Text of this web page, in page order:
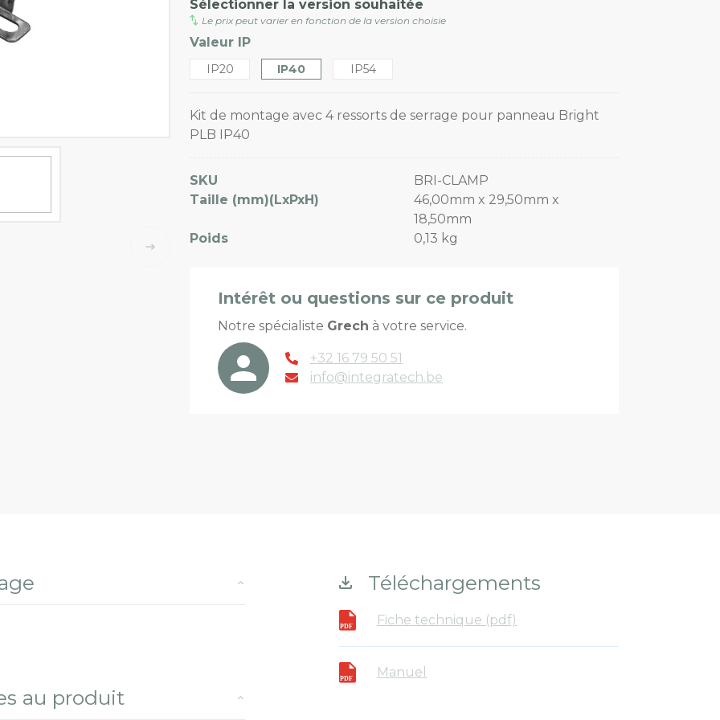
Sélectionner la version souhaitée
Le prix peut varier en fonction de la version choisie
Valeur IP
IP20 IP40 IP54
Kit de montage avec 4 ressorts de serrage pour panneau Bright
PLB IP40
SKU
BRI-CLAMP
Taille (mm)(LxPxH)
46,00mm x 29,50mm x
18,50mm
Poids
0,13 kg
Intérêt ou questions sur ce produit
Notre spécialiste Grech à votre service.
+32 16 79 50 51
info@integratech.be
au produit
Téléchargements
Fiche technique (pdf)
Manuel